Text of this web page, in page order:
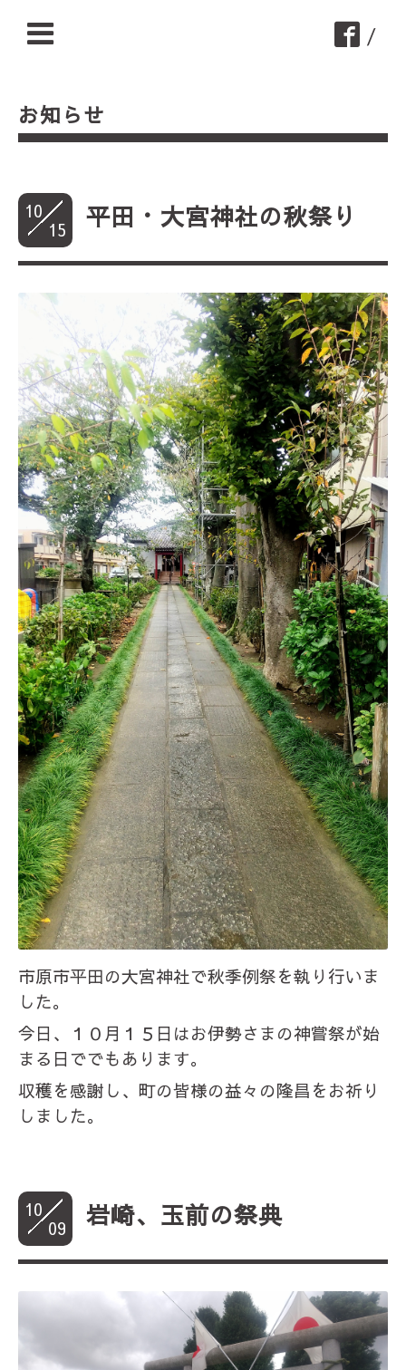
/
お知らせ
10
15
平田・大宮神社の秋祭り
市原市平田の大宮神社で秋季例祭を執り行いま
した。
今日、１０月１５日はお伊勢さまの神嘗祭が始
まる日ででもあります。
収穫を感謝し、町の皆様の益々の隆昌をお祈り
しました。
10
09
岩崎、玉前の祭典